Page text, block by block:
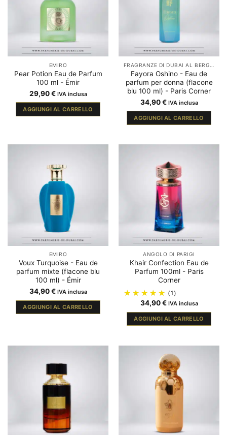
EMIRO
Pear Potion Eau de Parfum
100 ml - Émir
29,90€ IVA inclusa
AGGIUNGI AL CARRELLO
Fayora Oshino - Eau de
parfum per donna (flacone
blu 100 ml) - Paris Corner
34,90€ IVA inclusa
AGGIUNGI AL CARRELLO
EMIRO
Voux Turquoise - Eau de
parfum mixte (flacone blu
100 ml) - Émir
34,90€ IVA inclusa
AGGIUNGI AL CARRELLO
ANGOLO DI PARIGI
Khair Confection Eau de
Parfum 100ml - Paris
Corner
(1)
34,90€ IVA inclusa
AGGIUNGI AL CARRELLO